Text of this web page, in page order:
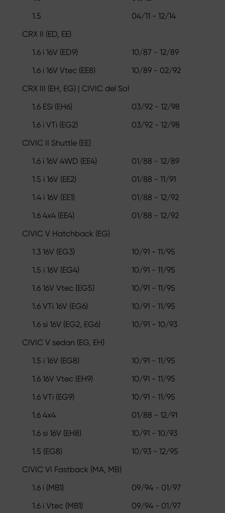
1.5
04/11 - 12/14
CRX II (ED, EE)
1.6 i 16V (ED9)
10/87 - 12/89
1.6 i 16V Vtec (EE8)
10/89 - 02/92
CRX III (EH, EG) | CIVIC del Sol
1.6 ESi (EH6)
03/92 - 12/98
1.6 i VTi (EG2)
03/92 - 12/98
CIVIC II Shuttle (EE)
1.6 i 16V 4WD (EE4)
01/88 - 12/89
1.5 i 16V (EE2)
01/88 - 11/91
1.4 i 16V (EE1)
01/88 - 12/92
1.6 4x4 (EE4)
01/88 - 12/92
CIVIC V Hatchback (EG)
1.3 16V (EG3)
10/91 - 11/95
1.5 i 16V (EG4)
10/91 - 11/95
1.6 16V Vtec (EG5)
10/91 - 11/95
1.6 VTi 16V (EG6)
10/91 - 11/95
1.6 si 16V (EG2, EG6)
10/91 - 10/93
CIVIC V sedan (EG, EH)
1.5 i 16V (EG8)
10/91 - 11/95
1.6 16V Vtec (EH9)
10/91 - 11/95
1.6 VTi (EG9)
10/91 - 11/95
1.6 4x4
01/88 - 12/91
1.6 si 16V (EH8)
10/91 - 10/93
1.5 (EG8)
10/93 - 12/95
CIVIC VI Fastback (MA, MB)
1.6 i (MB1)
09/94 - 01/97
1.6 i Vtec (MB1)
09/94 - 01/97